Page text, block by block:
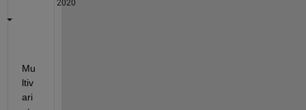
2020
Mu
ltiv
ari